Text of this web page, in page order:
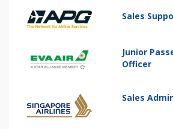
Sales
Junior
Officer
Sales